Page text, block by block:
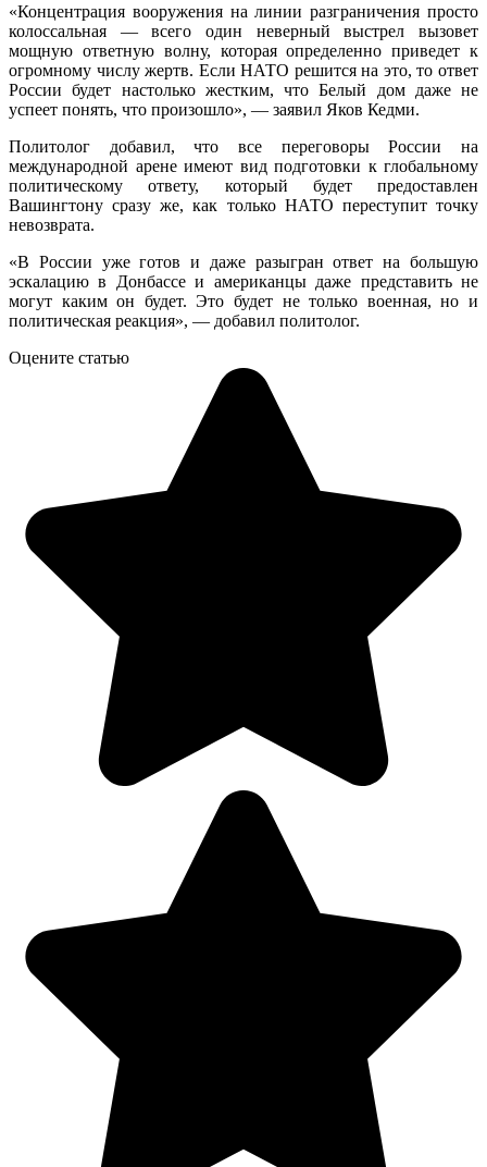
«Концентрация вооружения на линии разграничения просто
колоссальная — всего один неверный выстрел вызовет
мощную ответную волну, которая определенно приведет к
огромному числу жертв. Если НАТО решится на это, то ответ
России будет настолько жестким, что Белый дом даже не
успеет понять, что произошло», — заявил Яков Кедми.
Политолог добавил, что все переговоры России на
международной арене имеют вид подготовки к глобальному
политическому ответу, который будет предоставлен
Вашингтону сразу же, как только НАТО переступит точку
невозврата.
«В России уже готов и даже разыгран ответ на большую
эскалацию в Донбассе и американцы даже представить не
могут каким он будет. Это будет не только военная, но и
политическая реакция», — добавил политолог.
Оцените статью